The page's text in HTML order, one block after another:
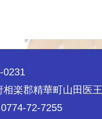
0231
相楽郡精華町山田医
72-7255